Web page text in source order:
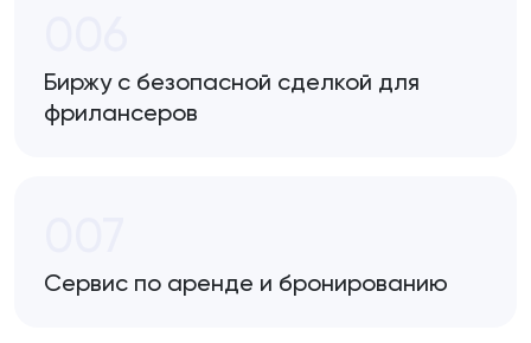
Биржу с безопасной сделкой для
фрилансеров
Сервис по аренде и бронированию